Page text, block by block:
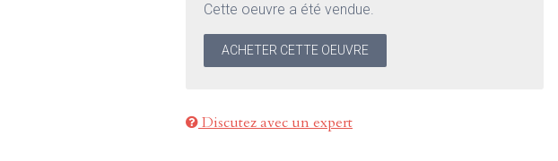
Cette oeuvre a été vendue.
ACHETER CETTE OEUVRE
Discutez avec un expert